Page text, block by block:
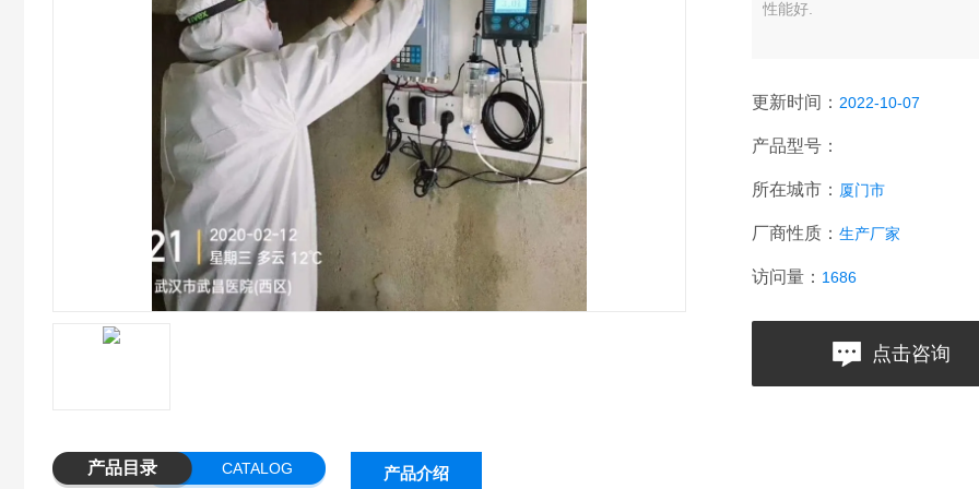
性能好.
更新时间： 2022-10-07
产品型号：
所在城市： 厦门市
厂商性质： 生产厂家
访问量： 1686
点击咨询
产品目录 CATALOG 产品介绍